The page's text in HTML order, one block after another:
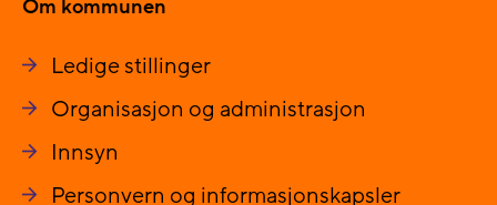
Om kommunen
Ledige stillinger
Organisasjon og administrasjon
Innsyn
Personvern og informasjonskapsler